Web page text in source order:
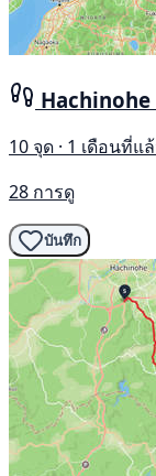
10 จุด · 1 เดือนที่แ
28 การดู
บันทึก